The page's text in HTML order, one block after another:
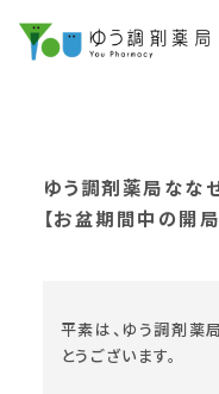
ゆう調剤薬局なな
【お盆期間中の開
平素は、ゆう調剤薬
とうございます。